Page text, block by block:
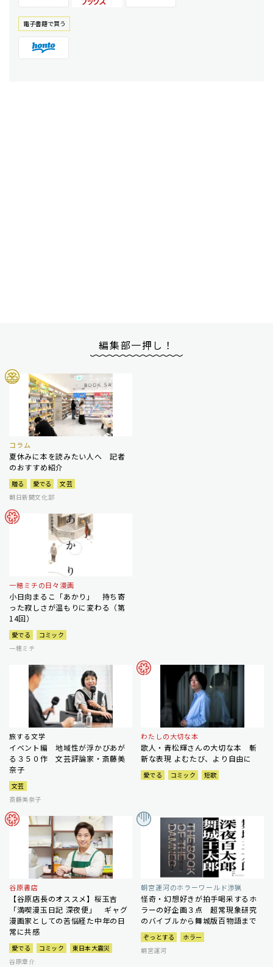
電⼦書籍で買う
編集部一押し！
コラム
夏休みに本を読みたい人へ 記者
のおすすめ紹介
贈る 愛でる
文芸
朝日新聞文化部
一穂ミチの日々漫画
小日向まるこ「あかり」 持ち寄
った寂しさが温もりに変わる（第
14回）
愛でる
コミック
一穂ミチ
旅する文学
イベント編 地域性が浮かびあが
る３５０作 文芸評論家・斎藤美
奈子
文芸
斎藤美奈子
わたしの大切な本
歌人・青松輝さんの大切な本 斬
新な表現 よむたび、より自由に
愛でる コミック 短歌
谷原書店
【谷原店長のオススメ】桜玉吉
「満喫漫玉日記 深夜便」 ギャグ
漫画家としての苦悩経た中年の日
常に共感
愛でる コミック
東日本大震災
谷原章介
朝宮運河のホラーワールド渉猟
怪奇・幻想好きが拍手喝采するホ
ラーの好企画３点 超常現象研究
のバイブルから舞城版百物語まで
ぞっとする
ホラー
朝宮運河